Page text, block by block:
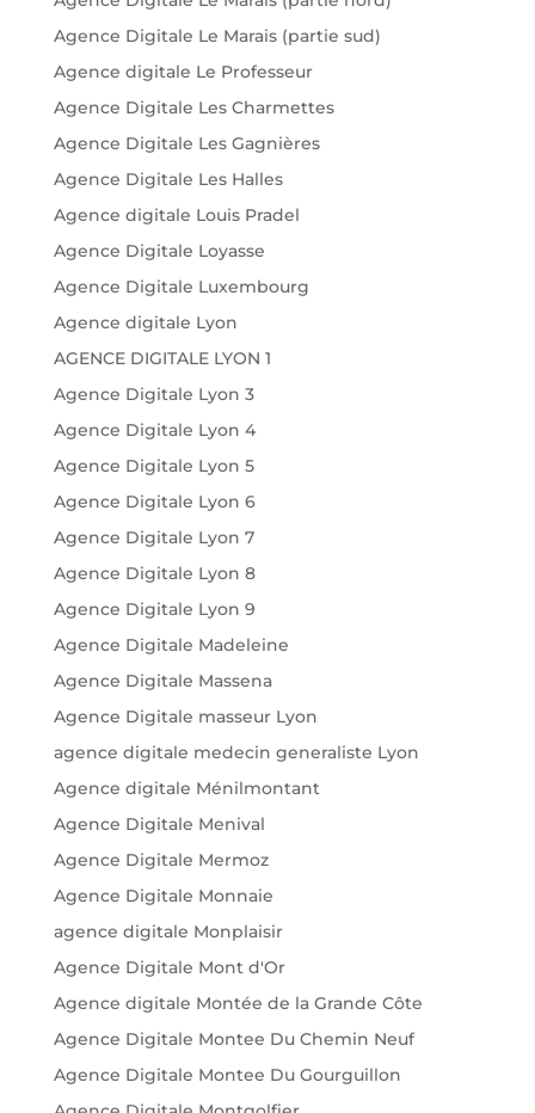
Agence Digitale Le Marais (partie sud)
Agence digitale Le Professeur
Agence Digitale Les Charmettes
Agence Digitale Les Gagnières
Agence Digitale Les Halles
Agence digitale Louis Pradel
Agence Digitale Loyasse
Agence Digitale Luxembourg
Agence digitale Lyon
AGENCE DIGITALE LYON 1
Agence Digitale Lyon 3
Agence Digitale Lyon 4
Agence Digitale Lyon 5
Agence Digitale Lyon 6
Agence Digitale Lyon 7
Agence Digitale Lyon 8
Agence Digitale Lyon 9
Agence Digitale Madeleine
Agence Digitale Massena
Agence Digitale masseur Lyon
agence digitale medecin generaliste Lyon
Agence digitale Ménilmontant
Agence Digitale Menival
Agence Digitale Mermoz
Agence Digitale Monnaie
agence digitale Monplaisir
Agence Digitale Mont d'Or
Agence digitale Montée de la Grande Côte
Agence Digitale Montee Du Chemin Neuf
Agence Digitale Montee Du Gourguillon